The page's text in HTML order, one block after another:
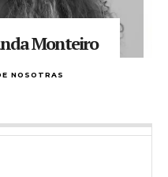
Monteiro
NOSOTRAS